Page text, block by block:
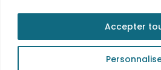
Accepter
04 12 06 00 40